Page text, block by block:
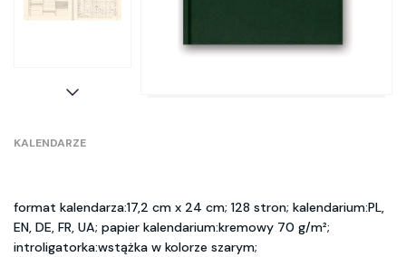
KALENDARZE
format kalendarza:17,2 cm x 24 cm; 128 stron; kalendarium:PL,
EN, DE, FR, UA; papier kalendarium:kremowy 70 g/m²;
introligatorka:wstążka w kolorze szarym;